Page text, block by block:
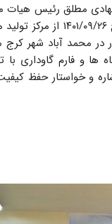
مطلق رئیس هیات
همراه مدیر عامل شرکت
عمل آوردند. این مرکز در فضایی به
ها و فارم گاوداری
و خواستار حفظ